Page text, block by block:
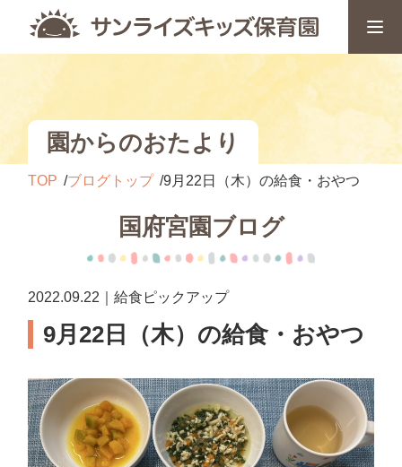
園からのおたより
TOP ブログトップ 9月22日（木）の給食・おやつ
国府宮園ブログ
2022.09.22｜給食ピックアップ
9月22日（木）の給食・おやつ